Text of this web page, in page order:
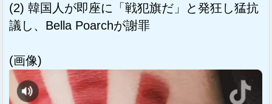
(2) 韓国人が即座に「戦犯旗だ」と発狂し猛抗
議し、Bella Poarchが謝罪
(画像)